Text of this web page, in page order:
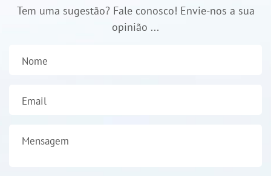
Tem uma sugestão? Fale conosco! Envie-nos a sua
opinião ...
Nome
Email
Mensagem